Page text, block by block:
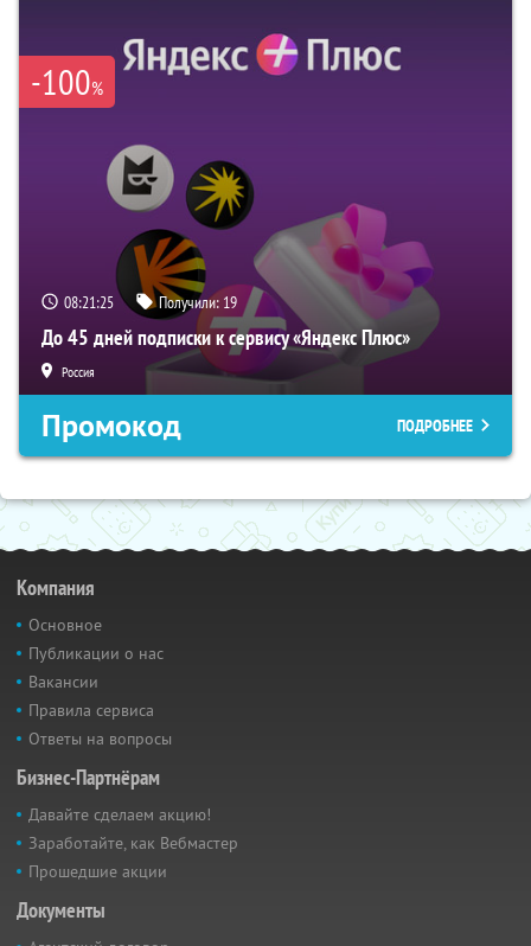
-100%
08:21:23 Получили: 19
До 45 дней подписки к сервису «Яндекс Плюс»
Россия
Промокод ПОДРОБНЕЕ
Компания
Основное
Публикации о нас
Вакансии
Правила сервиса
Ответы на вопросы
Бизнес-Партнёрам
Давайте сделаем акцию!
Заработайте, как Вебмастер
Прошедшие акции
Документы